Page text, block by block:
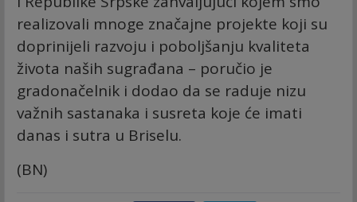
realizovali mnoge značajne projekte koji su
doprinijeli razvoju i poboljšanju kvaliteta
života naših sugrađana – poručio je
gradonačelnik i dodao da se raduje nizu
važnih sastanaka i susreta koje će imati
danas i sutra u Briselu.
(BN)